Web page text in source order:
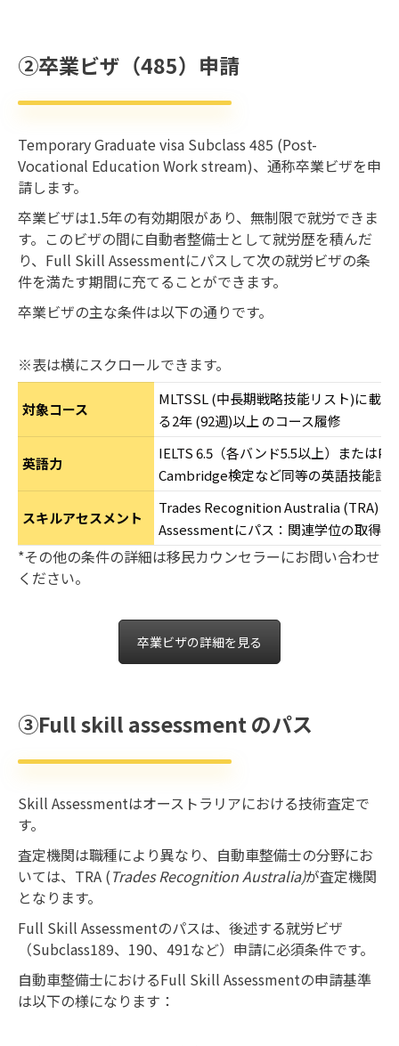
②卒業ビザ（485）申請
Temporary Graduate visa Subclass 485 (Post-
Vocational Education Work stream)、通称卒業ビザを申
請します。
卒業ビザは1.5年の有効期限があり、無制限で就労できま
す。このビザの間に自動者整備士として就労歴を積んだ
り、Full Skill Assessmentにパスして次の就労ビザの条
件を満たす期間に充てることができます。
卒業ビザの主な条件は以下の通りです。
※表は横にスクロールできます。
対象コース
MLTSSL (中長期戦略技能リスト)に載
る2年 (92週)以上 のコース履修
英語力
IELTS 6.5（各バンド5.5以上）または
Cambridge検定など同等の英語技能試
スキルアセスメント
Trades Recognition Australia (TRA)
Assessmentにパス：関連学位の取得で
*その他の条件の詳細は移民カウンセラーにお問い合わせ
ください。
卒業ビザの詳細を見る
③Full skill assessment のパス
Skill Assessmentはオーストラリアにおける技術査定で
す。
査定機関は職種により異なり、自動車整備士の分野にお
いては、TRA (Trades Recognition Australia)が査定機関
となります。
Full Skill Assessmentのパスは、後述する就労ビザ
（Subclass189、190、491など）申請に必須条件です。
自動車整備士におけるFull Skill Assessmentの申請基準
は以下の様になります：